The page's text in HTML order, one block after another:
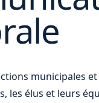
municipales
les élus et leurs